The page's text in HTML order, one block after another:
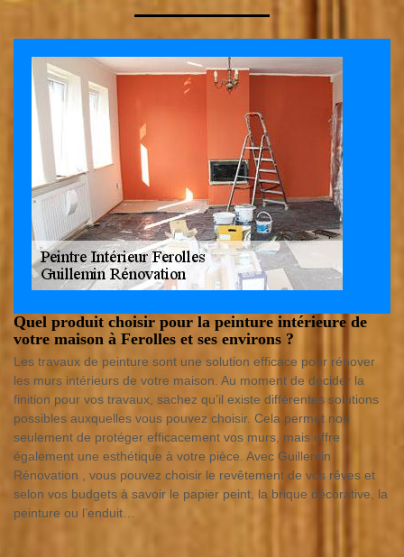
Quel produit choisir pour la peinture intérieure de
votre maison à Ferolles et ses environs ?
Les travaux de peinture sont une solution efficace pour rénover
les murs intérieurs de votre maison. Au moment de décider la
finition pour vos travaux, sachez qu’il existe différentes solutions
possibles auxquelles vous pouvez choisir. Cela permet non
seulement de protéger efficacement vos murs, mais offre
également une esthétique à votre pièce. Avec Guillemin
Rénovation , vous pouvez choisir le revêtement de vos rêves et
selon vos budgets à savoir le papier peint, la brique décorative, la
peinture ou l’enduit…